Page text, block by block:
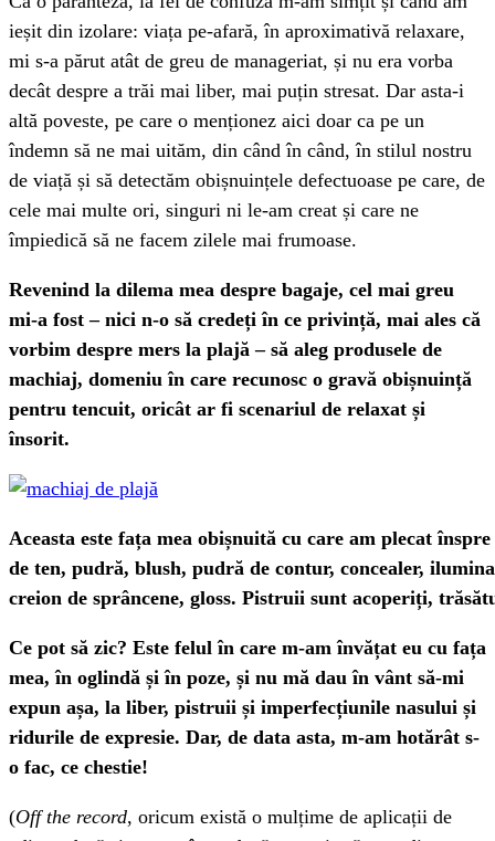
ieșit din izolare: viața pe-afară, în aproximativă relaxare,
mi s-a părut atât de greu de manageriat, și nu era vorba
decât despre a trăi mai liber, mai puțin stresat. Dar asta-i
altă poveste, pe care o menționez aici doar ca pe un
îndemn să ne mai uităm, din când în când, în stilul nostru
de viață și să detectăm obișnuințele defectuoase pe care, de
cele mai multe ori, singuri ni le-am creat și care ne
împiedică să ne facem zilele mai frumoase.
Revenind la dilema mea despre bagaje, cel mai greu
mi-a fost – nici n-o să credeți în ce privință, mai ales că
vorbim despre mers la plajă – să aleg produsele de
machiaj, domeniu în care recunosc o gravă obișnuință
pentru tencuit, oricât ar fi scenariul de relaxat și
însorit.
Aceasta este fața mea obișnuită cu care am plecat
de ten, pudră, blush, pudră de contur, concealer,
creion de sprâncene, gloss. Pistruii sunt acoperiți,
Ce pot să zic? Este felul în care m-am învățat eu cu fața
mea, în oglindă și în poze, și nu mă dau în vânt să-mi
expun așa, la liber, pistruii și imperfecțiunile nasului și
ridurile de expresie. Dar, de data asta, m-am hotărât s-
o fac, ce chestie!
(Off the record, oricum există o mulțime de aplicații de